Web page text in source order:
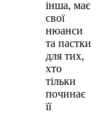
інша, має
свої
нюанси
та пастки
для тих,
хто
тільки
починає
її